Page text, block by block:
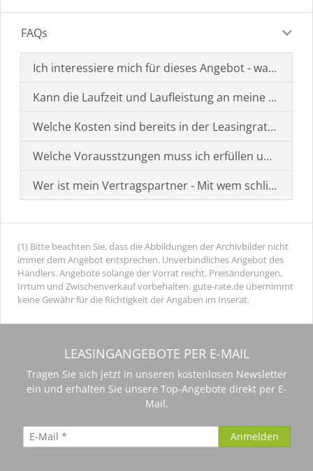
FAQs
Ich interessiere mich für dieses Angebot - was muss
Kann die Laufzeit und Laufleistung an meine
Welche Kosten sind bereits in der Leasingrate
Welche Vorausstzungen muss ich erfüllen um einen
Wer ist mein Vertragspartner - Mit wem schließe ich
(1) Bitte beachten Sie, dass die Abbildungen der Archivbilder nicht
immer dem Angebot entsprechen. Unverbindliches Angebot des
Händlers. Angebote solange der Vorrat reicht. Preisänderungen,
Irrtum und Zwischenverkauf vorbehalten. gute-rate.de übernimmt
keine Gewähr für die Richtigkeit der Angaben im Inserat.
LEASINGANGEBOTE PER E-MAIL
Tragen Sie sich jetzt in unseren kostenlosen Newsletter
ein und erhalten Sie unsere Top-Angebote direkt per E-
Mail.